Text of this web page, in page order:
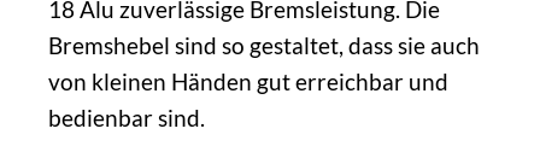
18 Alu zuverlässige Bremsleistung. Die
Bremshebel sind so gestaltet, dass sie auch
von kleinen Händen gut erreichbar und
bedienbar sind.